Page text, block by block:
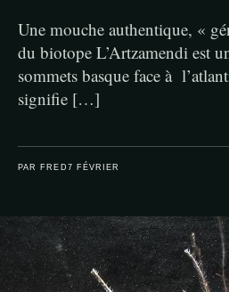
Une mouche authentique, «
du biotope L’Artzamendi est
sommets basque face à
signifie […]
PAR FRED 7 FÉVRIER